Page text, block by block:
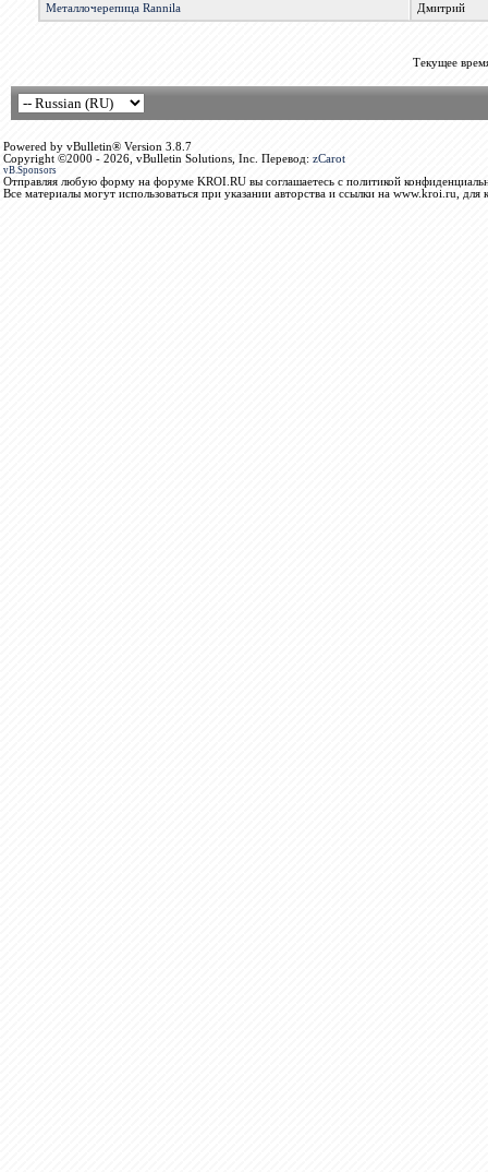
Металлочерепица Rannila Дмитрий
Текущее
Powered by vBulletin® Version 3.8.7
Copyright ©2000 - 2026, vBulletin Solutions, Inc. Перевод: zCarot
vB.Sponsors
Отправляя любую форму на форуме KROI.RU вы соглашаетесь с политикой
Все материалы могут использоваться при указании авторства и ссылки на www.kroi.ru, для